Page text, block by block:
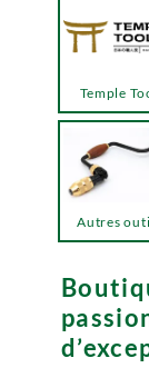
Temple
Autres